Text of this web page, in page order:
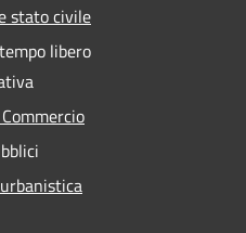
stato civile
libero